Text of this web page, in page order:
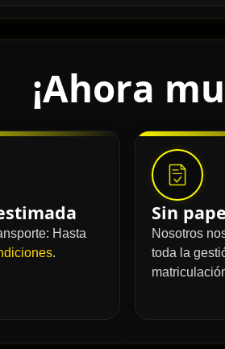
¡Ahora
Hasta
.
Sin
Nosotros
toda la